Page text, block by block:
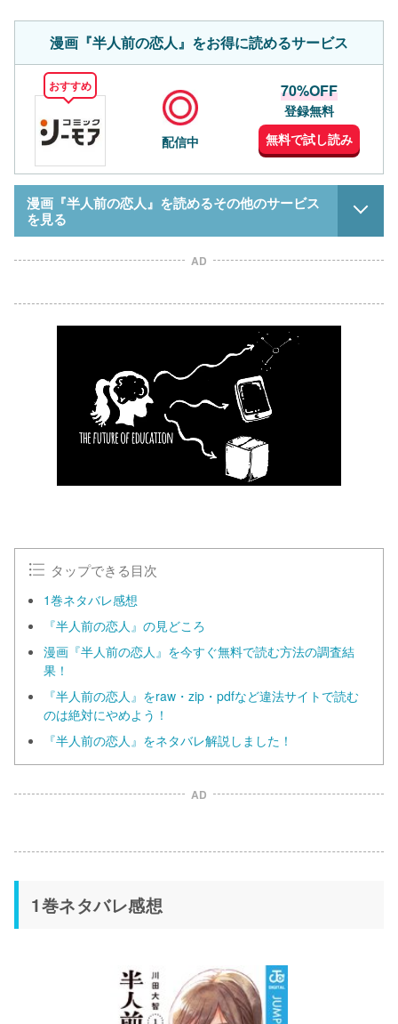
漫画『半人前の恋人』をお得に読めるサービス
おすすめ
配信中
70%OFF
登録無料
無料で試し読み
漫画『半人前の恋人』を読めるその他のサービス
を見る
AD
タップできる目次
1巻ネタバレ感想
『半人前の恋人』の見どころ
漫画『半人前の恋人』を今すぐ無料で読む方法の調査結
果！
『半人前の恋人』をraw・zip・pdfなど違法サイトで読む
のは絶対にやめよう！
『半人前の恋人』をネタバレ解説しました！
AD
1巻ネタバレ感想